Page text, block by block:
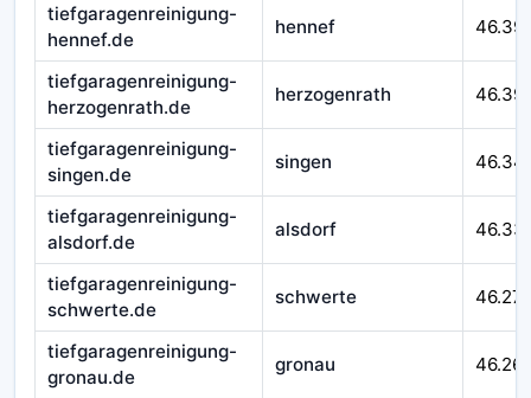
tiefgaragenreinigung-
hennef.de
hennef
tiefgaragenreinigung-
herzogenrath.de
herzogenrath
tiefgaragenreinigung-
singen.de
singen
tiefgaragenreinigung-
alsdorf.de
alsdorf
tiefgaragenreinigung-
schwerte.de
schwerte
tiefgaragenreinigung-
gronau.de
gronau